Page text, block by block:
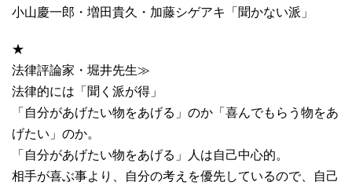
小山慶一郎・増田貴久・加藤シゲアキ「聞かない派」
★
法律評論家・堀井先生≫
法律的には「聞く派が得」
「自分があげたい物をあげる」のか「喜んでもらう物をあ
げたい」のか。
「自分があげたい物をあげる」人は自己中心的。
相手が喜ぶ事より、自分の考えを優先しているので、自己